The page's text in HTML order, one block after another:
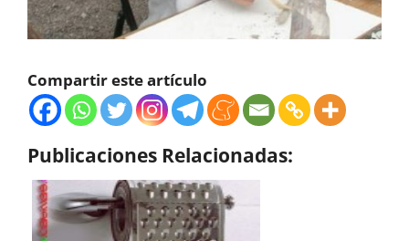
Compartir este artículo
Publicaciones Relacionadas: